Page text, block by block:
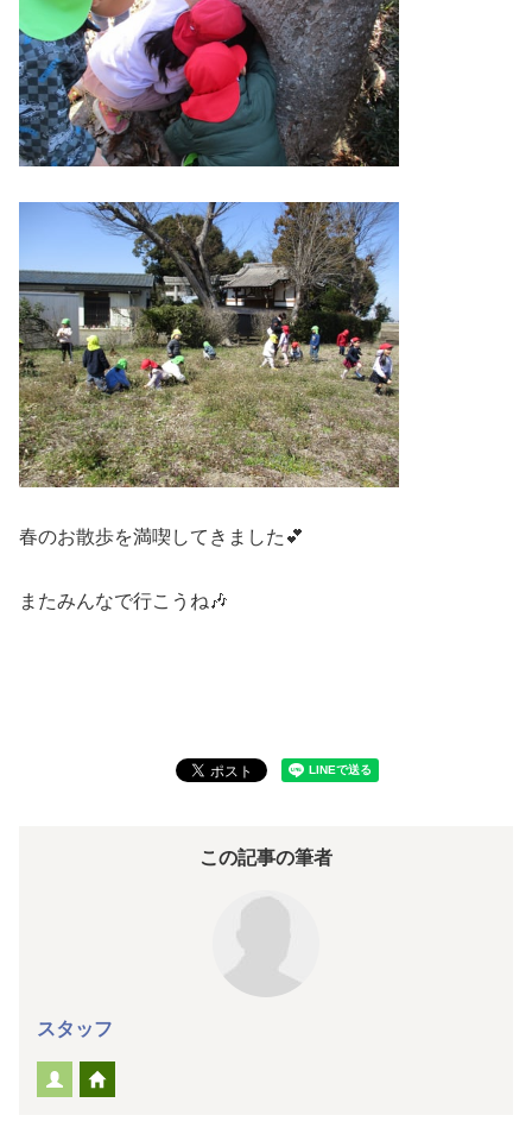
春のお散歩を満喫してきました💕
またみんなで行こうね🎶
この記事の筆者
スタッフ